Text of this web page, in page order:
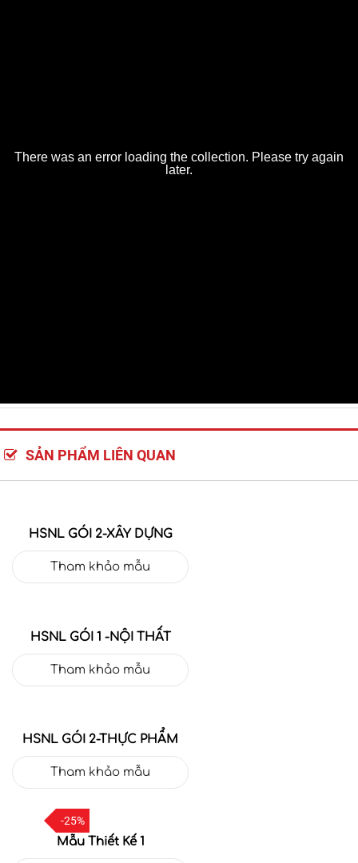
SẢN PHẨM LIÊN QUAN
HSNL GÓI 2-XÂY DỰNG
Tham khảo mẫu
HSNL GÓI 1 -NỘI THẤT
Tham khảo mẫu
HSNL GÓI 2-THỰC PHẨM
Tham khảo mẫu
-25%
Mẫu Thiết Kế 1